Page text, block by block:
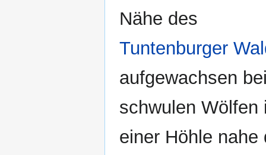
Nähe des
Tuntenburger
aufgewachsen
schwulen Wölfen
einer Höhle nahe